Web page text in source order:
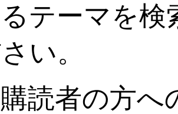
テーマを
い。
読者の方へ